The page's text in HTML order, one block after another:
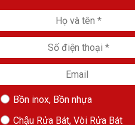
Bồn inox, Bồn nhựa
Chậu Rửa Bát, Vòi Rửa Bát